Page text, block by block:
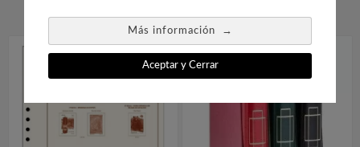
Más información →
Aceptar y Cerrar